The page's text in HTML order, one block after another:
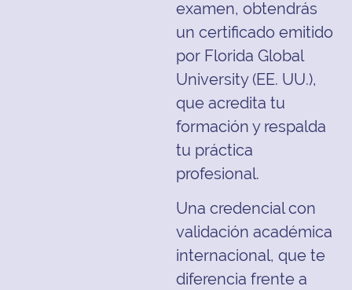
examen, obtendrás
un certificado emitido
por Florida Global
University (EE. UU.),
que acredita tu
formación y respalda
tu práctica
profesional.
Una credencial con
validación académica
internacional, que te
diferencia frente a